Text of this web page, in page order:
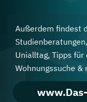
Außerdem findest
Unialltag, Tipps für
Wohnungssuche &